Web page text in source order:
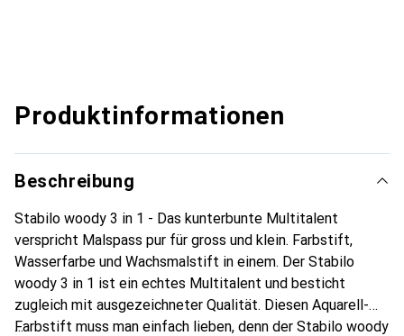
Produktinformationen
Beschreibung
Stabilo woody 3 in 1 - Das kunterbunte Multitalent
verspricht Malspass pur für gross und klein. Farbstift,
Wasserfarbe und Wachsmalstift in einem. Der Stabilo
woody 3 in 1 ist ein echtes Multitalent und besticht
zugleich mit ausgezeichneter Qualität. Diesen Aquarell-
Farbstift muss man einfach lieben, denn der Stabilo woody